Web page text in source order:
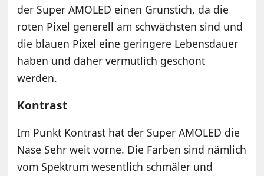
der Super AMOLED einen Grünstich, da die
roten Pixel generell am schwächsten sind und
die blauen Pixel eine geringere Lebensdauer
haben und daher vermutlich geschont
werden.
Kontrast
Im Punkt Kontrast hat der Super AMOLED die
Nase Sehr weit vorne. Die Farben sind nämlich
vom Spektrum wesentlich schmäler und